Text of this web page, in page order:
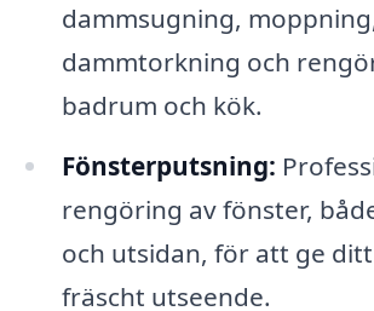
dammsugning,
dammtorkning och
badrum och kök.
Fönsterputsning:
rengöring av fönster,
och utsidan, för att ge
fräscht utseende.